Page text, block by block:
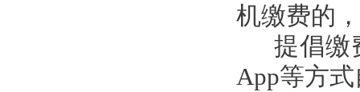
机缴费的
提倡缴
App等方